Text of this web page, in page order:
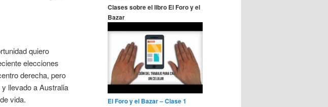
quiero
elecciones
derecha, pero
llevado a Australia
vida.
r
Clases sobre el libro El Foro y el
Bazar
El Foro y el Bazar – Clase 1